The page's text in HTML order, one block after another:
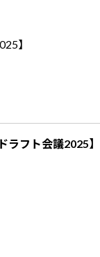
】
フト会議2025】